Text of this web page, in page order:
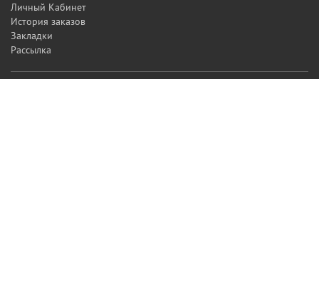
Личный Кабинет
История заказов
Закладки
Рассылка